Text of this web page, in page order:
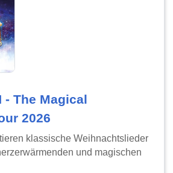
- The Magical
2026
klassische Weihnachtslieder
und magischen